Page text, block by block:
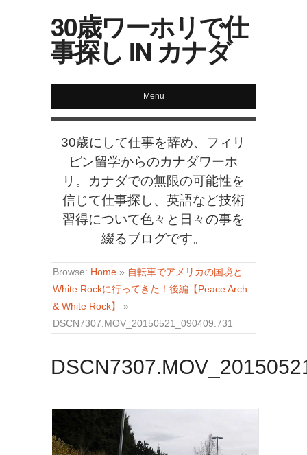
30歳ワーホリで仕
事探し IN カナダ
Menu
30歳にして仕事を辞め、フィリ
ピン留学からのカナダワーホ
リ。カナダでの無限の可能性を
信じて仕事探し、英語など技術
習得について色々と日々の事を
綴るブログです。
Browse: Home » 自転車でアメリカの国境と
White Rockに行ってきた！後編【Peace Arch
& White Rock】
»
DSCN7307.MOV_20150521_090409.731